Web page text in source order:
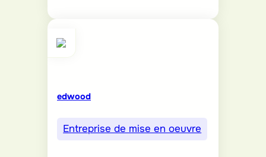
edwood
Entreprise de mise en oeuvre